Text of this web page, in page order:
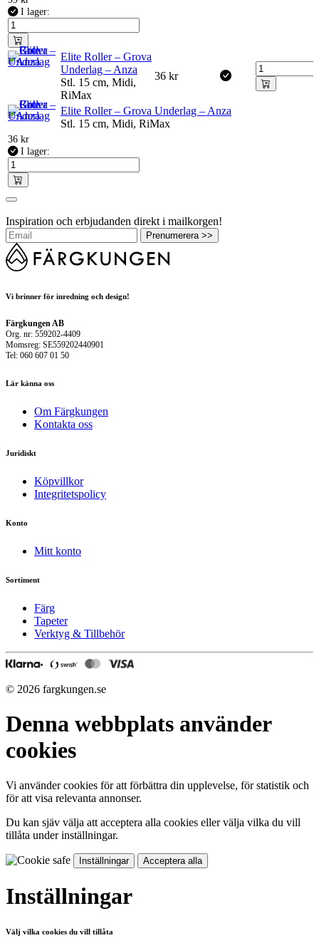
I lager:
Elite Roller – Grova
Underlag – Anza
Stl. 15 cm, Midi,
RiMax
36 kr
Elite Roller – Grova Underlag – Anza
Stl. 15 cm, Midi, RiMax
36 kr
I lager:
Inspiration och erbjudanden direkt i mailkorgen!
Prenumerera >>
Vi brinner för inredning och design!
Färgkungen AB
Org. nr: 559202-4409
Momsreg: SE559202440901
Tel: 060 607 01 50
Lär känna oss
Om Färgkungen
Kontakta oss
Juridiskt
Köpvillkor
Integritetspolicy
Konto
Mitt konto
Sortiment
Färg
Tapeter
Verktyg & Tillbehör
© 2026 fargkungen.se
Denna webbplats använder
cookies
Vi använder cookies för att förbättra din upplevelse, för statistik och
för att visa relevanta annonser.
Du kan sjäv välja att acceptera alla cookies eller välja vilka du vill
tillåta under inställningar.
Inställningar Acceptera alla
Inställningar
Välj vilka cookies du vill tillåta